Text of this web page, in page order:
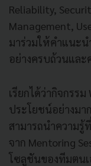
Reliability,
Management,
มาร่วมให้คำแนะน
อย่างครบถ้วนแล
เรียกได้ว่ากิจกรร
ประโยชน์อย่างม
สามารถนำความรู้
จาก Mentoring
โซลูชันของทีมตน